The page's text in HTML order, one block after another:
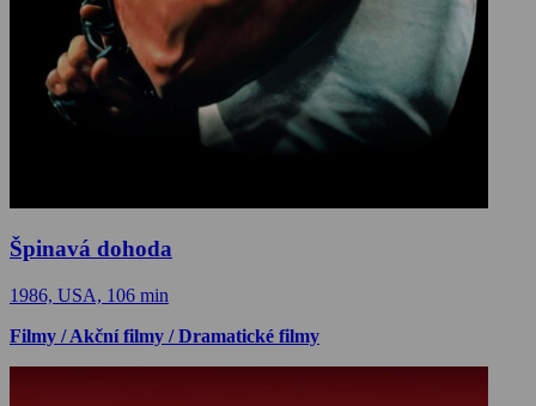
Špinavá dohoda
1986, USA, 106 min
Filmy / Akční filmy / Dramatické filmy